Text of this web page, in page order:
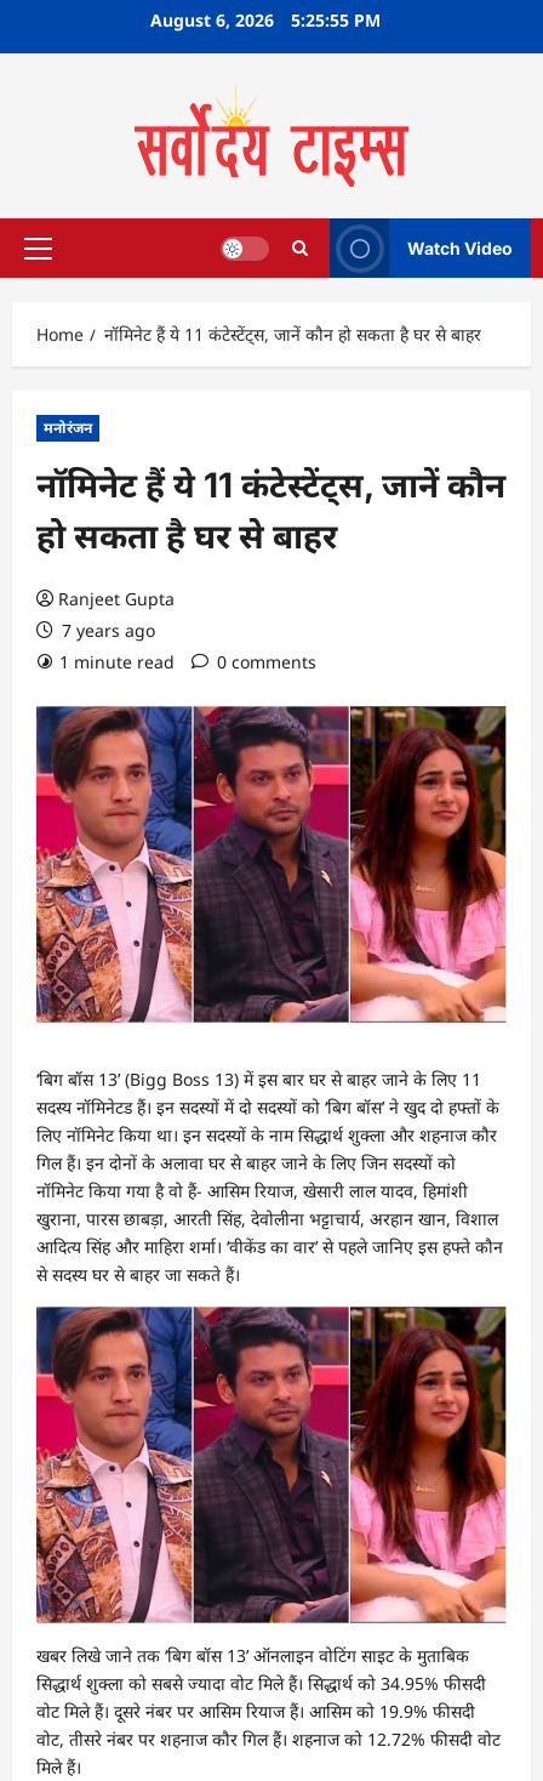
August 6, 2026 5:25:56 PM
Primary
Watch Video
Home नॉमिनेट हैं ये 11 कंटेस्टेंट्स, जानें कौन हो सकता है घर से बाहर
मनोरंजन
नॉमिनेट हैं ये 11 कंटेस्टेंट्स, जानें कौन
हो सकता है घर से बाहर
Ranjeet Gupta
7 years ago
1 minute read
0 comments
‘बिग बॉस 13’ (Bigg Boss 13) में इस बार घर से बाहर जाने के लिए 11
सदस्य नॉमिनेटड हैं। इन सदस्यों में दो सदस्यों को ‘बिग बॉस’ ने खुद दो हफ्तों के
लिए नॉमिनेट किया था। इन सदस्यों के नाम सिद्धार्थ शुक्ला और शहनाज कौर
गिल हैं। इन दोनों के अलावा घर से बाहर जाने के लिए जिन सदस्यों को
नॉमिनेट किया गया है वो हैं- आसिम रियाज, खेसारी लाल यादव, हिमांशी
खुराना, पारस छाबड़ा, आरती सिंह, देवोलीना भट्टाचार्य, अरहान खान, विशाल
आदित्य सिंह और माहिरा शर्मा। ‘वीकेंड का वार’ से पहले जानिए इस हफ्ते कौन
से सदस्य घर से बाहर जा सकते हैं।
खबर लिखे जाने तक ‘बिग बॉस 13’ ऑनलाइन वोटिंग साइट के मुताबिक
सिद्धार्थ शुक्ला को सबसे ज्यादा वोट मिले हैं। सिद्धार्थ को 34.95% फीसदी
वोट मिले हैं। दूसरे नंबर पर आसिम रियाज हैं। आसिम को 19.9% फीसदी
वोट, तीसरे नंबर पर शहनाज कौर गिल हैं। शहनाज को 12.72% फीसदी वोट
मिले हैं।